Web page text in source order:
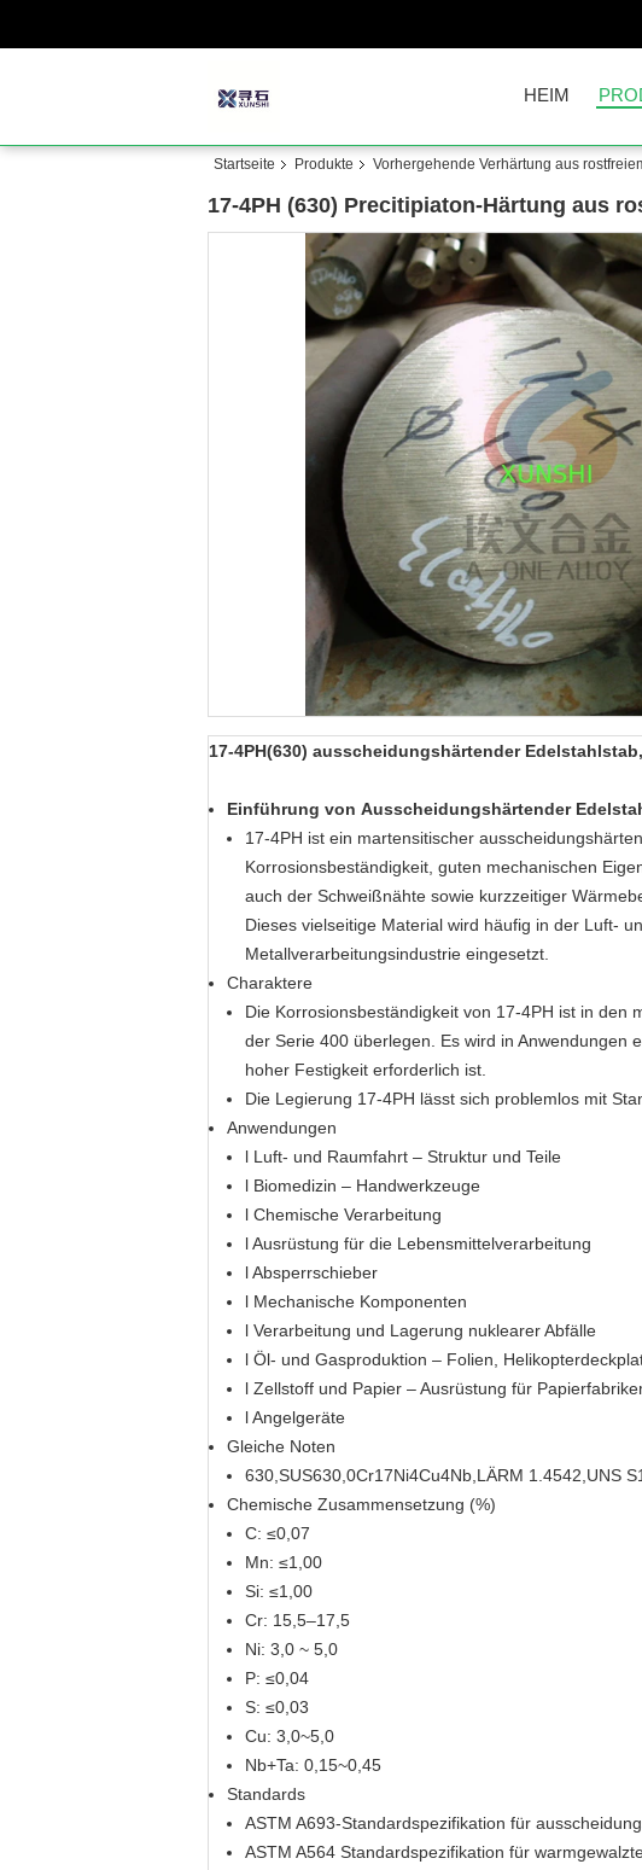
HEIM
Startseite Produkte Vorhergehende Verhärtung aus
17-4PH (630) Precitipiaton-Härtung aus
17-4PH(630) ausscheidungshärtender
Einführung von Ausscheidungshärtender
17-4PH ist ein martensitischer
Korrosionsbeständigkeit, guten mechanischen
auch der Schweißnähte sowie kurzzeitiger
Dieses vielseitige Material wird häufig in der Luft-
Metallverarbeitungsindustrie eingesetzt.
Charaktere
Die Korrosionsbeständigkeit von 17-4PH ist in den
der Serie 400 überlegen. Es wird in Anwendungen
hoher Festigkeit erforderlich ist.
Die Legierung 17-4PH lässt sich problemlos mit
Anwendungen
l Luft- und Raumfahrt – Struktur und Teile
l Biomedizin – Handwerkzeuge
l Chemische Verarbeitung
l Ausrüstung für die Lebensmittelverarbeitung
l Absperrschieber
l Mechanische Komponenten
l Verarbeitung und Lagerung nuklearer Abfälle
l Öl- und Gasproduktion – Folien,
l Zellstoff und Papier – Ausrüstung für
l Angelgeräte
Gleiche Noten
630,SUS630,0Cr17Ni4Cu4Nb,LÄRM 1.4542,UNS
Chemische Zusammensetzung (%)
C: ≤0,07
Mn: ≤1,00
Si: ≤1,00
Cr: 15,5–17,5
Ni: 3,0 ~ 5,0
P: ≤0,04
S: ≤0,03
Cu: 3,0~5,0
Nb+Ta: 0,15~0,45
Standards
ASTM A693-Standardspezifikation für
ASTM A564 Standardspezifikation für